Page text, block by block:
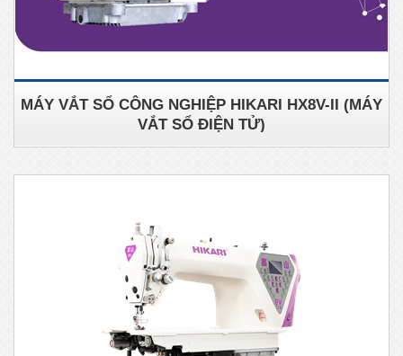
MÁY VẮT SỔ CÔNG NGHIỆP HIKARI HX8V-II (MÁY
VẮT SỔ ĐIỆN TỬ)